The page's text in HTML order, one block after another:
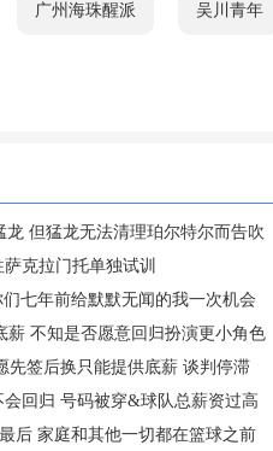
广州海珠醒派 吴川青年
但猛龙无法清理珀尔特尔而告吹
克拉门托单独试训
七年前给默默无闻的我一次机会
薪 不知是否愿意回归扮演更小角色
先签后换只能提供底薪 谈判停滞
回归 号码被穿&球队总薪资过高
后 家庭和其他一切都在篮球之前